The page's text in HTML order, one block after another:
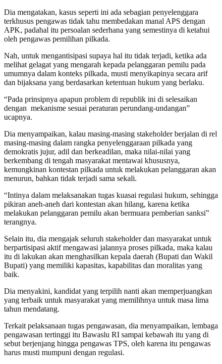
Dia mengatakan, kasus seperti ini ada sebagian penyelenggara
terkhusus pengawas tidak tahu membedakan manal APS dengan
APK, padahal itu persoalan sederhana yang semestinya di ketahui
oleh pengawas pemilihan pilkada.
Nah, untuk mengantisipasi supaya hal itu tidak terjadi, ketika ada
melihat gelagat yang mengarah kepada pelanggaran pemilu pada
umumnya dalam konteks pilkada, musti menyikapinya secara arif
dan bijaksana yang berdasarkan ketentuan hukum yang berlaku.
“Pada prinsipnya apapun problem di republik ini di selesaikan
dengan mekanisme sesuai peraturan perundang-undangan”
ucapnya.
Dia menyampaikan, kalau masing-masing stakeholder berjalan di rel
masing-masing dalam rangka penyelenggaraan pilkada yang
demokratis jujur, adil dan berkeadilan, maka nilai-nilai yang
berkembang di tengah masyarakat mentawai khususnya,
kemungkinan kontestan pilkada untuk melakukan pelanggaran akan
menurun, bahkan tidak terjadi sama sekali.
“Intinya dalam melaksanakan tugas kuasai regulasi hukum, sehingga
pikiran aneh-aneh dari kontestan akan hilang, karena ketika
melakukan pelanggaran pemilu akan bermuara pemberian sanksi”
terangnya.
Selain itu, dia mengajak seluruh stakeholder dan masyarakat untuk
berpartisipasi aktif mengawasi jalannya proses pilkada, maka kalau
itu di lakukan akan menghasilkan kepala daerah (Bupati dan Wakil
Bupati) yang memiliki kapasitas, kapabilitas dan moralitas yang
baik.
Dia menyakini, kandidat yang terpilih nanti akan memperjuangkan
yang terbaik untuk masyarakat yang memilihnya untuk masa lima
tahun mendatang.
Terkait pelaksanaan tugas pengawasan, dia menyampaikan, lembaga
pengawasan tertinggi itu Bawaslu RI sampai kebawah itu yang di
sebut berjenjang hingga pengawas TPS, oleh karena itu pengawas
harus musti mumpuni dengan regulasi.